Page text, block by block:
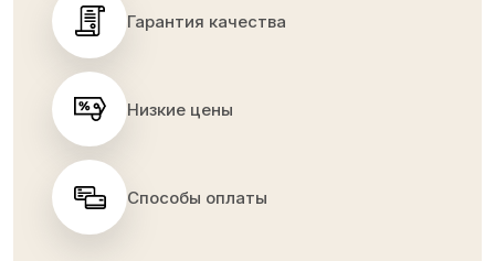
Гарантия качества
Низкие цены
Способы оплаты